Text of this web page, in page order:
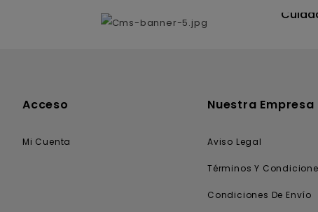
Acceso
Mi Cuenta
Nuestra Empresa
Aviso Legal
Términos Y
Condiciones De Envío